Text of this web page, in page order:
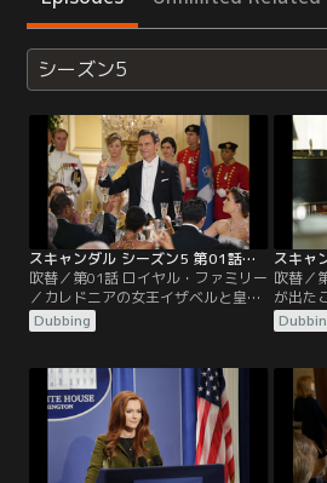
シーズン5
スキャンダル シーズン5 第01話／吹替
吹替／第01話 ロイヤル・ファミリー
／カレドニアの女王イザベルと皇太
子夫妻を迎えた晩餐会がホワイトハ
ウスで開かれる。だがその夜、皇太
女王に雇われたオリヴィアが遺体の
写真が出回らないよう画策する中、
事故現場にいたパパラッチにハッカ
ーが紛れていたことが発覚する。カ
レドニアに海軍基地を作りたいグラ
ント大統領は…。
Dubbing
吹替／
が出た
となる
表しよ
対に追
動か
は、
ライ